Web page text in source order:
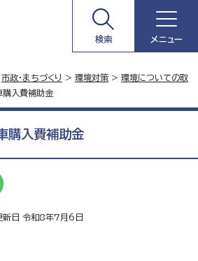
検索 メニュー
市政・まちづくり > 環境対策 > 環境についての取
入費補助金
購入費補助金
日 令和8年7月6日